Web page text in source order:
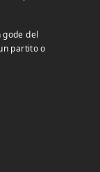
del
partito o